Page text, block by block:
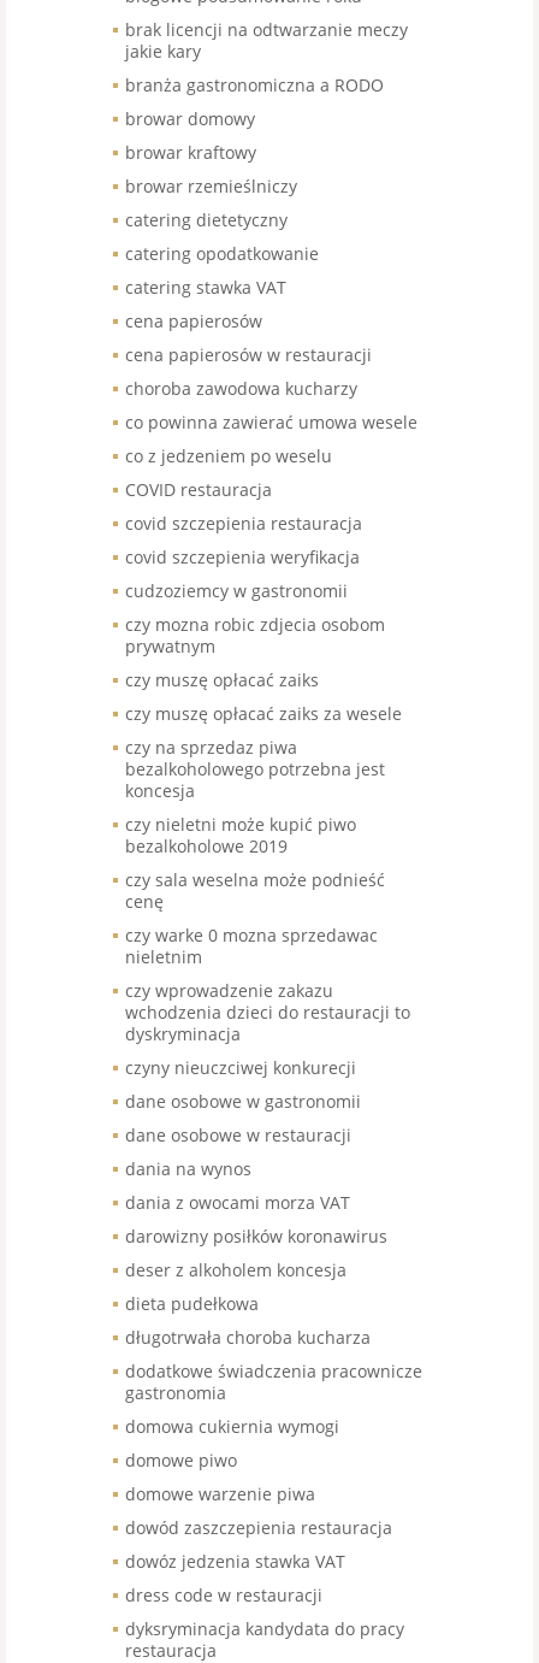
brak licencji na odtwarzanie meczy
jakie kary
branża gastronomiczna a RODO
browar domowy
browar kraftowy
browar rzemieślniczy
catering dietetyczny
catering opodatkowanie
catering stawka VAT
cena papierosów
cena papierosów w restauracji
choroba zawodowa kucharzy
co powinna zawierać umowa wesele
co z jedzeniem po weselu
COVID restauracja
covid szczepienia restauracja
covid szczepienia weryfikacja
cudzoziemcy w gastronomii
czy mozna robic zdjecia osobom
prywatnym
czy muszę opłacać zaiks
czy muszę opłacać zaiks za wesele
czy na sprzedaz piwa
bezalkoholowego potrzebna jest
koncesja
czy nieletni może kupić piwo
bezalkoholowe 2019
czy sala weselna może podnieść
cenę
czy warke 0 mozna sprzedawac
nieletnim
czy wprowadzenie zakazu
wchodzenia dzieci do restauracji to
dyskryminacja
czyny nieuczciwej konkurecji
dane osobowe w gastronomii
dane osobowe w restauracji
dania na wynos
dania z owocami morza VAT
darowizny posiłków koronawirus
deser z alkoholem koncesja
dieta pudełkowa
długotrwała choroba kucharza
dodatkowe świadczenia pracownicze
gastronomia
domowa cukiernia wymogi
domowe piwo
domowe warzenie piwa
dowód zaszczepienia restauracja
dowóz jedzenia stawka VAT
dress code w restauracji
dyksryminacja kandydata do pracy
restauracja